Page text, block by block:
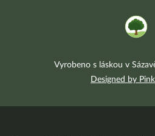
Vyrobeno s láskou v
Designed by